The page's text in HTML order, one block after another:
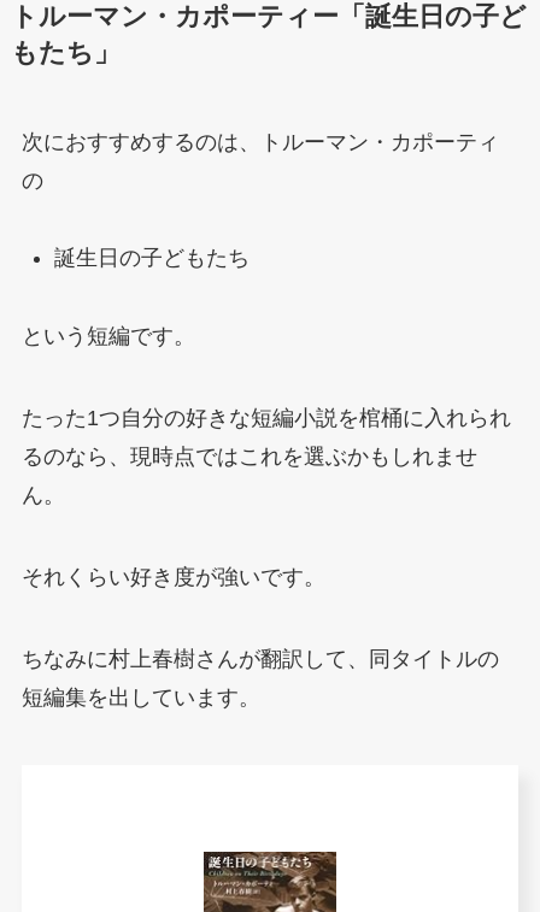
トルーマン・カポーティー「誕生日の子ど
もたち」
次におすすめするのは、トルーマン・カポーティ
の
誕生日の子どもたち
という短編です。
たった1つ自分の好きな短編小説を棺桶に入れられ
るのなら、現時点ではこれを選ぶかもしれませ
ん。
それくらい好き度が強いです。
ちなみに村上春樹さんが翻訳して、同タイトルの
短編集を出しています。